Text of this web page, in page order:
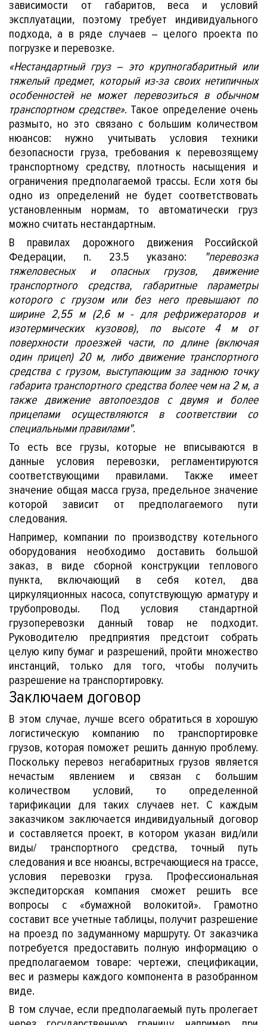
зависимости от габаритов, веса и условий
эксплуатации, поэтому требует индивидуального
подхода, а в ряде случаев – целого проекта по
погрузке и перевозке.
«Нестандартный груз – это крупногабаритный или
тяжелый предмет, который из-за своих нетипичных
особенностей не может перевозиться в обычном
транспортном средстве». Такое определение очень
размыто, но это связано с большим количеством
нюансов: нужно учитывать условия техники
безопасности груза, требования к перевозящему
транспортному средству, плотность насыщения и
ограничения предполагаемой трассы. Если хотя бы
одно из определений не будет соответствовать
установленным нормам, то автоматически груз
можно считать нестандартным.
В правилах дорожного движения Российской
Федерации, п. 23.5 указано:
"перевозка
тяжеловесных и опасных грузов, движение
транспортного средства, габаритные параметры
которого с грузом или без него превышают по
ширине 2,55 м (2,6 м - для рефрижераторов и
изотермических кузовов), по высоте 4 м от
поверхности проезжей части, по длине (включая
один прицеп) 20 м, либо движение транспортного
средства с грузом, выступающим за заднюю точку
габарита транспортного средства более чем на 2 м, а
также движение автопоездов с двумя и более
прицепами осуществляются в соответствии со
специальными правилами".
То есть все грузы, которые не вписываются в
данные условия перевозки, регламентируются
соответствующими правилами. Также имеет
значение общая масса груза, предельное значение
которой зависит от предполагаемого пути
следования.
Например, компании по производству котельного
оборудования необходимо доставить большой
заказ, в виде сборной конструкции теплового
пункта, включающий в себя котел, два
циркуляционных насоса, сопутствующую арматуру и
трубопроводы. Под условия стандартной
грузоперевозки данный товар не подходит.
Руководителю предприятия предстоит собрать
целую кипу бумаг и разрешений, пройти множество
инстанций, только для того, чтобы получить
разрешение на транспортировку.
Заключаем договор
В этом случае, лучше всего обратиться в хорошую
логистическую компанию по транспортировке
грузов, которая поможет решить данную проблему.
Поскольку перевоз негабаритных грузов является
нечастым явлением и связан с большим
количеством условий, то определенной
тарификации для таких случаев нет. С каждым
заказчиком заключается индивидуальный договор
и составляется проект, в котором указан вид/или
виды/ транспортного средства, точный путь
следования и все нюансы, встречающиеся на трассе,
условия перевозки груза. Профессиональная
экспедиторская компания сможет решить все
вопросы с «бумажной волокитой». Грамотно
составит все учетные таблицы, получит разрешение
на проезд по задуманному маршруту. От заказчика
потребуется предоставить полную информацию о
предполагаемом товаре: чертежи, спецификации,
вес и размеры каждого компонента в разобранном
виде.
В том случае, если предполагаемый путь пролегает